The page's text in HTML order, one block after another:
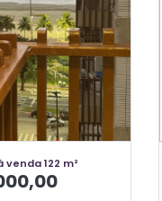
122 m²